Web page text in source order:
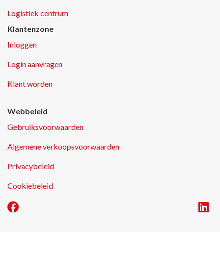
Logistiek centrum
Klantenzone
Inloggen
Login aanvragen
Klant worden
Webbeleid
Gebruiksvoorwaarden
Algemene verkoopsvoorwaarden
Privacybeleid
Cookiebeleid